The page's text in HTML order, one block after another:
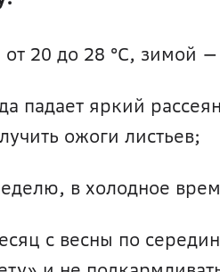
20 до 28 °С, зимой
падает яркий
ожоги листьев;
в холодное
с весны по